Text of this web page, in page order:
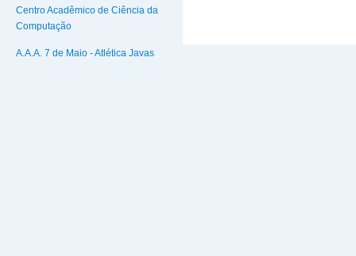
Centro Acadêmico de Ciência da
Computação
A.A.A. 7 de Maio - Atlética Javas